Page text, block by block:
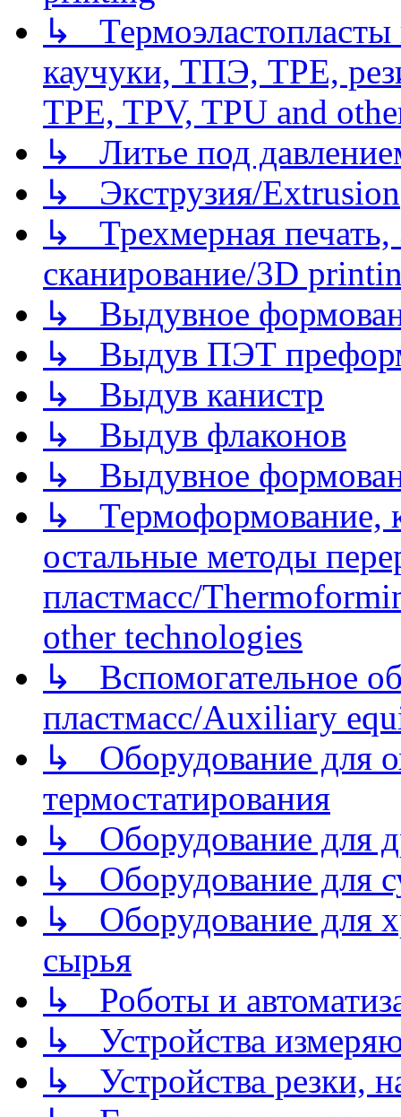
↳
каучуки, ТПЭ, TPE,
TPE, TPV, TPU and
↳ Литье под
↳ Экструзия/Extrusion
↳ Трехмерная
сканирование/3D
↳ Выдувное
↳ Выдув ПЭТ
↳ Выдув канистр
↳ Выдув флаконов
↳ Выдувное
↳ Термоформование,
остальные методы
пластмасс/
other technologies
↳ Вспомогательное
пластмасс/Auxiliary
↳ Оборудование для
термостатирования
↳ Оборудование для
↳ Оборудование для
↳ Оборудование для
сырья
↳ Роботы и
↳ Устройства
↳ Устройства резки,